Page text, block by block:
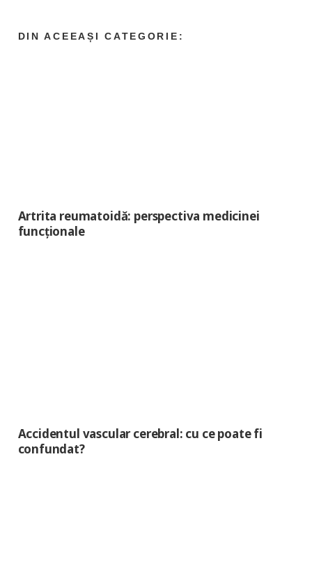
Artrita reumatoidă: perspectiva medicinei
funcționale
Accidentul vascular cerebral: cu ce poate fi
confundat?